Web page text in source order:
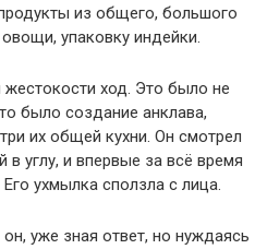
из общего, большого
упаковку индейки.
ход. Это было не
было создание анклава,
их общей кухни. Он смотрел
углу, и впервые за всё время
ухмылка сползла с лица.
уже зная ответ, но нуждаясь